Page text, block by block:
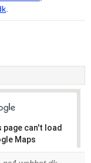
.
page can't load
Maps